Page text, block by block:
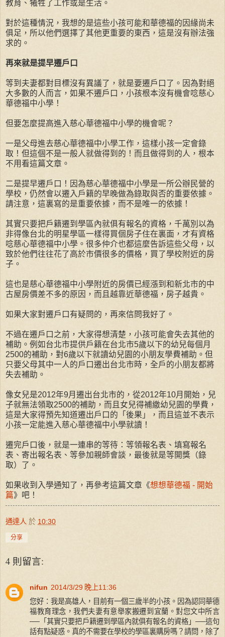
教育、犧牲了工作或是生活。
對於這種情況，我想的是這些小孩可能和華德福的因緣尚未
俱足，所以他們選擇了其他更重要的東西，這是沒有辦法強
求的。
再來就是提早遷戶口
等到夫妻都對目標沒有異議了，就是要遷戶口了。因為對絕
大多數的人而言，如果不遷戶口，小孩根本沒有機會唸慈心
華德福中小學！
但要怎麼提高進入慈心華德福中小學的機會呢？
一是父母進去慈心華德福中小學工作，這樣小孩一定會錄
取！但這個不是一般人就做得到的！而且做得到的人，根本
不用看這篇文章。
二是提早遷戶口！因為慈心華德福中小學是一所公辦民營的
學校，仍然會以遷入戶籍的早晚做為錄取與否的重要依據。
請注意，這裏寫的是重要依據，而不是唯一的依據！
其實只要把戶籍遷到學區內就俱有報名的資格，千萬別以為
非得像台北的明星學區一樣得買個房子住在裏面，才有資格
唸慈心華德福中小學。很多仲介也都這麼告訴這些父母，以
致於他們往往花了高於市價很多的價格，買了學校附近的房
子。
這也是慈心華德福中小學附近的房價已經漲到和新北市的中
古屋房價差不多的原因，而且越靠近華德福，房子越貴。
如果大家對遷戶口有疑問的，再來信問我好了。
不過在遷戶口之前，大家得想清楚，小孩可能會失去其他的
補助。例如台北市提供戶籍在台北市5歲以下的幼兒每個月
2500的補助，對6歲以下就讀幼兒園的小朋友學費補助。但
只要父母其中一人的戶口遷出台北市時，全戶的小朋友都將
失去補助。
像女兒是2012年9月遷出台北市的，從2012年10月開始，兒
子就無法領取2500的補助，而且女兒得補繳幼兒園的學費，
這是大家得預先知道遷出戶口的「後果」，而且這並不表示
小孩一定能進入慈心華德福中小學就讀！
遷完戶口後，就是一連串的等待：等領報名表、填寫報名
表、寄出報名表、等參加親師會談，最後就是等開獎（錄
取）了。
如果收到入學通知了，再參考這篇文章《想想華德福 - 開始
篇》吧！
通達人 於 10:30
分享
4 則留言:
nifun 2014/3/29 晚上11:36
您好：我是高雄人，目前有一個三歲半的小孩。因為認同華德
福教育理念，我們夫妻有意舉家搬遷到宜蘭。對您文中所言
──「其實只要把戶籍遷到學區內就俱有報名的資格」──這句
話有點疑惑。真的不需要在學校的學區裏購房嗎？請問，除了